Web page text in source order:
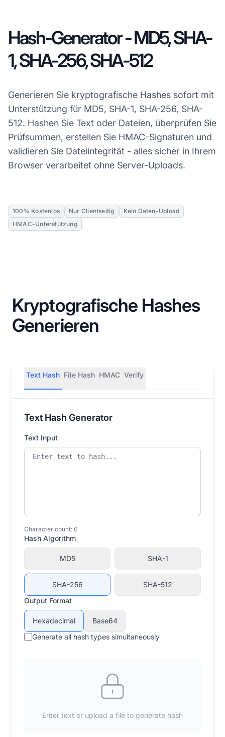
Hash-Generator - MD5, SHA-
1, SHA-256, SHA-512
Generieren Sie kryptografische Hashes sofort mit
Unterstützung für MD5, SHA-1, SHA-256, SHA-
512. Hashen Sie Text oder Dateien, überprüfen Sie
Prüfsummen, erstellen Sie HMAC-Signaturen und
validieren Sie Dateiintegrität - alles sicher in Ihrem
Browser verarbeitet ohne Server-Uploads.
100% Kostenlos Nur Clientseitig
Kein Daten-Upload
HMAC-Unterstützung
Kryptografische Hashes
Generieren
Text Hash File Hash HMAC Verify
Text Hash Generator
Text Input
Character count: 0
Hash Algorithm
MD5 SHA-1
SHA-256
SHA-512
Output Format
Hexadecimal
Base64
Generate all hash types simultaneously
Enter text or upload a file to generate hash